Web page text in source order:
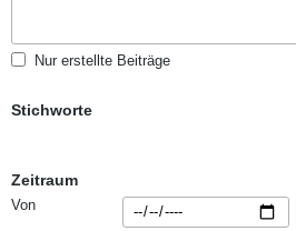
Nur erstellte Beiträge
Stichworte
Zeitraum
Von